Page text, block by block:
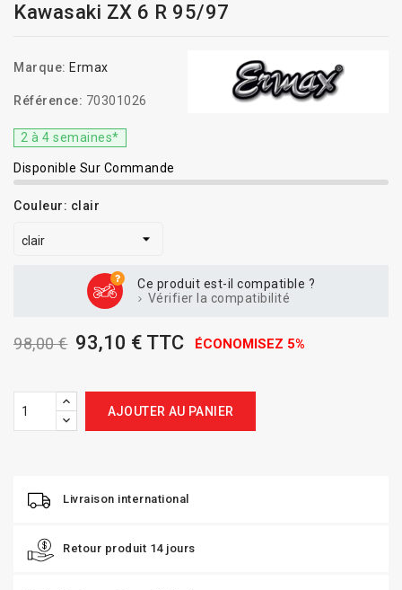
Kawasaki ZX 6 R 95/97
Marque: Ermax
Référence: 70301026
2 à 4 semaines*
Disponible Sur Commande
Couleur: clair
Ce produit est-il compatible ?
Vérifier la compatibilité
98,00 € 93,10 € TTC ÉCONOMISEZ 5%
AJOUTER AU PANIER
Livraison international
Retour produit 14 jours